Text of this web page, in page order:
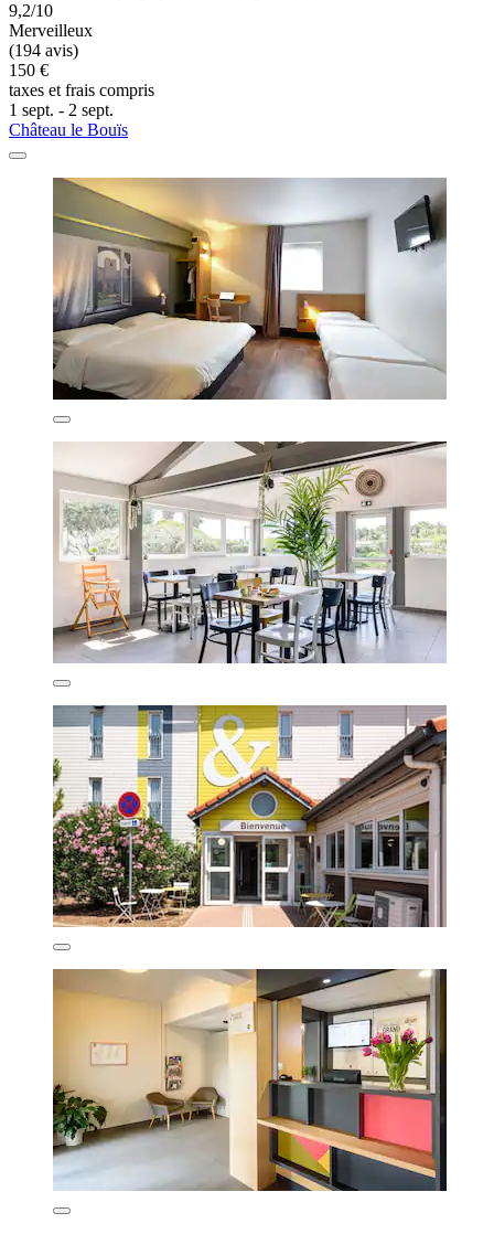
9,2/10
Merveilleux
(194 avis)
150 €
taxes et frais compris
1 sept. - 2 sept.
Château le Bouïs